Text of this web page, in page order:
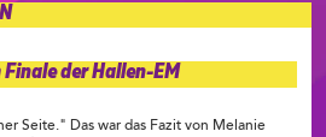
der Hallen-EM
Seite." Das war das Fazit von Melanie